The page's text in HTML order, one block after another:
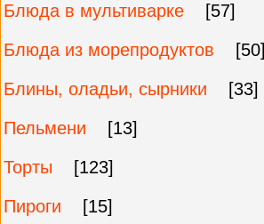
Блюда в мультиварке
[57]
Блюда из морепродуктов
[50]
Блины, оладьи, сырники
[33]
Пельмени
[13]
Торты
[123]
Пироги
[15]